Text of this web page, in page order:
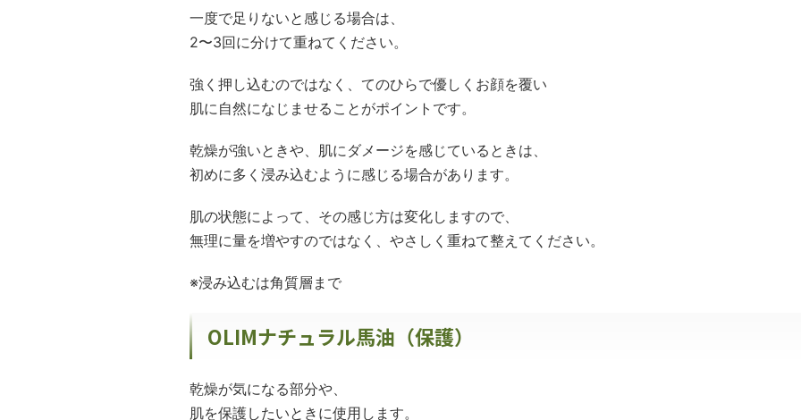
一度で足りないと感じる場合は、
2〜3回に分けて重ねてください。
強く押し込むのではなく、てのひらで優しくお顔を覆い
肌に自然になじませることがポイントです。
乾燥が強いときや、肌にダメージを感じているときは、
初めに多く浸み込むように感じる場合があります。
肌の状態によって、その感じ方は変化しますので、
無理に量を増やすのではなく、やさしく重ねて整えてください。
※浸み込むは角質層まで
OLIMナチュラル馬油（保護）
乾燥が気になる部分や、
肌を保護したいときに使用します。